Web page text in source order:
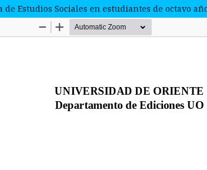
Estudios Sociales en estudiantes de octavo